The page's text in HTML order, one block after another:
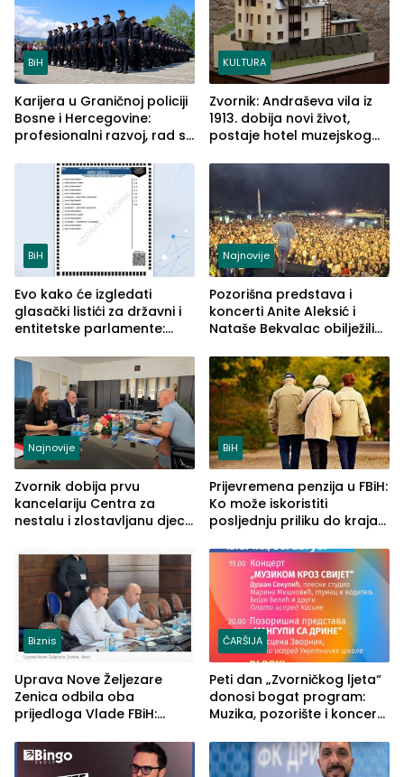
BiH
Karijera u Graničnoj policiji
Bosne i Hercegovine:
profesionalni razvoj, rad sa
služba građanima
KULTURA
Zvornik: Andraševa vila iz
1913. dobija novi život,
postaje hotel muzejskog
BiH
Evo kako će izgledati
glasački listići za državni i
entitetske parlamente:
vidljive na njima
Najnovije
Pozorišna predstava i
koncerti Anite Aleksić i
Nataše Bekvalac obilježili
ljeta (FOTO)
Najnovije
Zvornik dobija prvu
kancelariju Centra za
nestalu i zlostavljanu djecu
BiH
Prijevremena penzija u FBiH:
Ko može iskoristiti
posljednju priliku do kraja
Biznis
Uprava Nove Željezare
Zenica odbila oba
prijedloga Vlade FBiH:
rješenje
ČARŠIJA
Peti dan „Zvorničkog ljeta“
donosi bogat program:
Muzika, pozorište i koncert